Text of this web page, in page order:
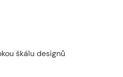
škálu designů